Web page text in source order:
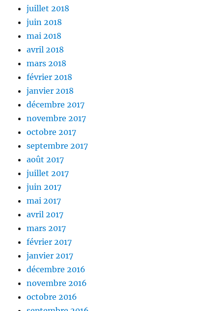
juillet 2018
juin 2018
mai 2018
avril 2018
mars 2018
février 2018
janvier 2018
décembre 2017
novembre 2017
octobre 2017
septembre 2017
août 2017
juillet 2017
juin 2017
mai 2017
avril 2017
mars 2017
février 2017
janvier 2017
décembre 2016
novembre 2016
octobre 2016